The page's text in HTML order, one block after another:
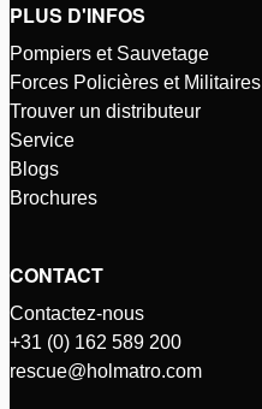
PLUS D'INFOS
Pompiers et Sauvetage
Forces Policières et Militaires
Trouver un distributeur
Service
Blogs
Brochures
CONTACT
Contactez-nous
+31 (0) 162 589 200
rescue@holmatro.com